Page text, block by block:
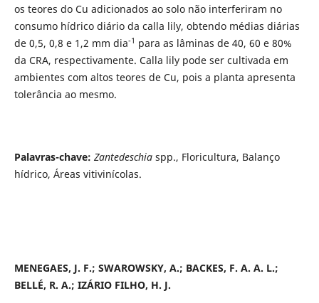
os teores do Cu adicionados ao solo não interferiram no
consumo hídrico diário da calla lily, obtendo médias diárias
de 0,5, 0,8 e 1,2 mm dia-1 para as lâminas de 40, 60 e 80%
da CRA, respectivamente. Calla lily pode ser cultivada em
ambientes com altos teores de Cu, pois a planta apresenta
tolerância ao mesmo.
Palavras-chave: Zantedeschia spp., Floricultura, Balanço
hídrico, Áreas vitivinícolas.
MENEGAES, J. F.; SWAROWSKY, A.; BACKES, F. A. A. L.;
BELLÉ, R. A.; IZÁRIO FILHO, H. J.